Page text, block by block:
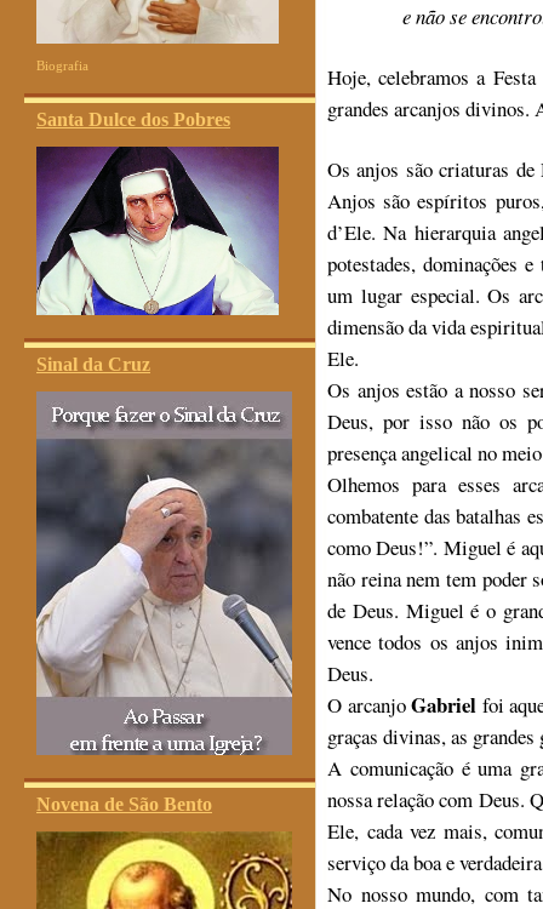
Biografia
Santa Dulce dos Pobres
Sinal da Cruz
Novena de São Bento
e não se
Hoje, celebramos a
grandes arcanjos divinos.
Os anjos são criaturas de
Anjos são espíritos
d’Ele. Na hierarquia
potestades, dominações
um lugar especial. Os
dimensão da vida
Ele.
Os anjos estão a nosso
Deus, por isso não os
presença angelical no
Olhemos para esses
combatente das batalhas
como Deus!”. Miguel é
não reina nem tem poder
de Deus. Miguel é o
vence todos os anjos
Deus.
O arcanjoGabriel foi
graças divinas, as grandes
A comunicação é uma
nossa relação com Deus.
Ele, cada vez mais,
serviço da boa e
No nosso mundo, com